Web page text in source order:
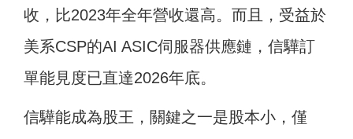
收，比2023年全年營收還高。而且，受益於
美系CSP的AI ASIC伺服器供應鏈，信驊訂
單能見度已直達2026年底。
信驊能成為股王，關鍵之一是股本小，僅